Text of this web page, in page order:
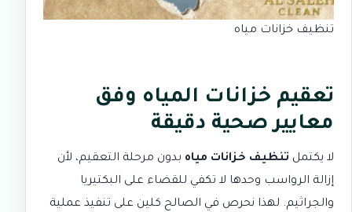
تنظيف خزانات مياه
تعقيم خزانات المياه وفق
معايير صحية دقيقة
لا يكتمل تنظيف خزانات مياه بدون مرحلة التعقيم، لأن
إزالة الرواسب وحدها لا تكفي للقضاء على البكتيريا
والجراثيم. لهذا نحرص في الصالح كلين على تنفيذ عملية